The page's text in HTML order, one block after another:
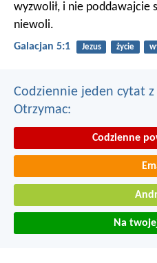
wyzwolił, i nie poddawajcie
niewoli.
Galacjan 5:1 Jezus życie
Codziennie jeden cytat z
Otrzymac:
Codzienne
Na